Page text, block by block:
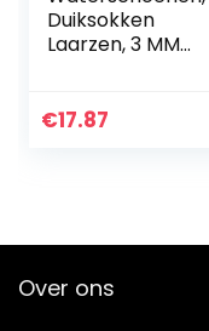
Duiksokken
Laarzen, 3 MM
Bescherming voor
€17.87
Over ons